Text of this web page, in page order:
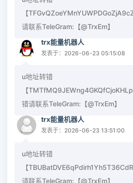
【
请联系TeleGram:【@TrxEm】
trx能量机器人
发表于：2026-06-23 05:15:08
u地址转错
【
错请联系TeleGram:【@TrxEm】
trx能量机器人
发表于：2026-06-23 13:51:00
u地址转错
【
请联系TeleGram:【@TrxEm】